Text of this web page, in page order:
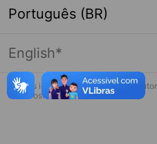
Página
Desculpe, algo
Português (BR)
English*
* Esses idiomas serão traduzidos
terceiros.